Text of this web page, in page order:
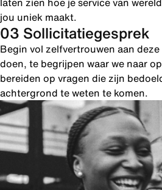
jou uniek maakt.
03 Sollicitatiegesprek
Begin vol zelfvertrouwen aan
doen, te begrijpen waar we naar
bereiden op vragen die zijn
achtergrond te weten te komen.